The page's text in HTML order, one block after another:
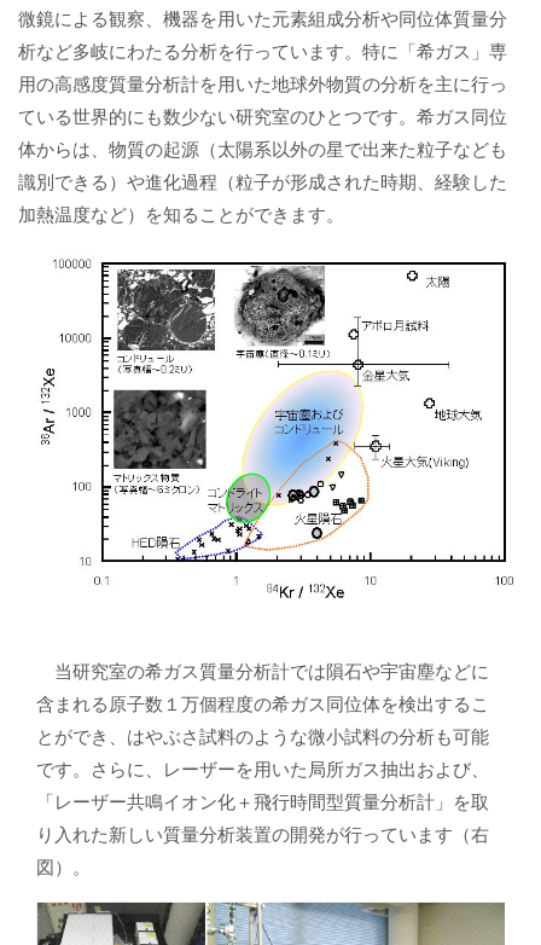
微鏡による観察、機器を用いた元素組成分析や同位体質量分
析など多岐にわたる分析を行っています。特に「希ガス」専
用の高感度質量分析計を用いた地球外物質の分析を主に行っ
ている世界的にも数少ない研究室のひとつです。希ガス同位
体からは、物質の起源（太陽系以外の星で出来た粒子なども
識別できる）や進化過程（粒子が形成された時期、経験した
加熱温度など）を知ることができます。
当研究室の希ガス質量分析計では隕石や宇宙塵などに
含まれる原子数１万個程度の希ガス同位体を検出するこ
とができ、はやぶさ試料のような微小試料の分析も可能
です。さらに、レーザーを用いた局所ガス抽出および、
「レーザー共鳴イオン化＋飛行時間型質量分析計」を取
り入れた新しい質量分析装置の開発が行っています（右
図）。